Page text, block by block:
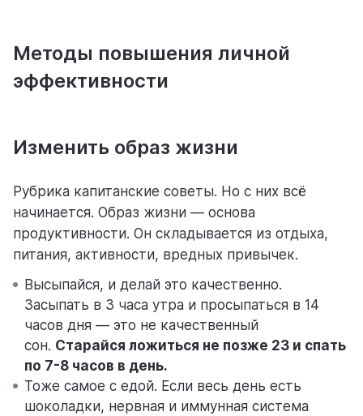
Методы повышения личной
эффективности
Изменить образ жизни
Рубрика капитанские советы. Но с них всё
начинается. Образ жизни — основа
продуктивности. Он складывается из отдыха,
питания, активности, вредных привычек.
Высыпайся, и делай это качественно.
Засыпать в 3 часа утра и просыпаться в 14
часов дня — это не качественный
сон. Старайся ложиться не позже 23 и спать
по 7-8 часов в день.
Тоже самое с едой. Если весь день есть
шоколадки, нервная и иммунная система